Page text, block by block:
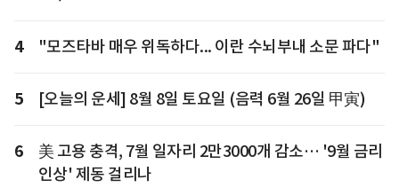
4 "모즈타바 매우 위독하다... 이란 수뇌부내 소문 파다"
5 [오늘의 운세] 8월 8일 토요일 (음력 6월 26일 甲寅)
6
美 고용 충격, 7월 일자리 2만3000개 감소… '9월 금리
인상' 제동 걸리나